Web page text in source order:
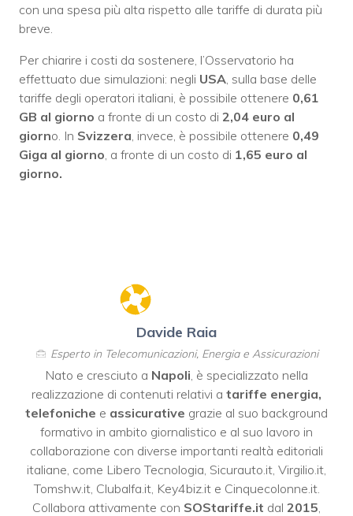
con una spesa più alta rispetto alle tariffe di durata più
breve.
Per chiarire i costi da sostenere, l’Osservatorio ha
effettuato due simulazioni: negli USA , sulla base delle
tariffe degli operatori italiani, è possibile ottenere 0,61
GB al giorno a fronte di un costo di 2,04 euro al
giorno. In Svizzera , invece, è possibile ottenere 0,49
Giga al giorno , a fronte di un costo di 1,65 euro al
giorno.
Davide Raia
Esperto in Telecomunicazioni, Energia e Assicurazioni
Nato e cresciuto a Napoli , è specializzato nella
realizzazione di contenuti relativi a tariffe energia,
telefoniche e assicurative grazie al suo background
formativo in ambito giornalistico e al suo lavoro in
collaborazione con diverse importanti realtà editoriali
italiane, come Libero Tecnologia Sicurauto.it Virgilio.it
Tomshw.it, Clubalfa.it, Key4biz.ite Cinquecolonne.it.
Collabora attivamente con SOStariffe.it dal 2015